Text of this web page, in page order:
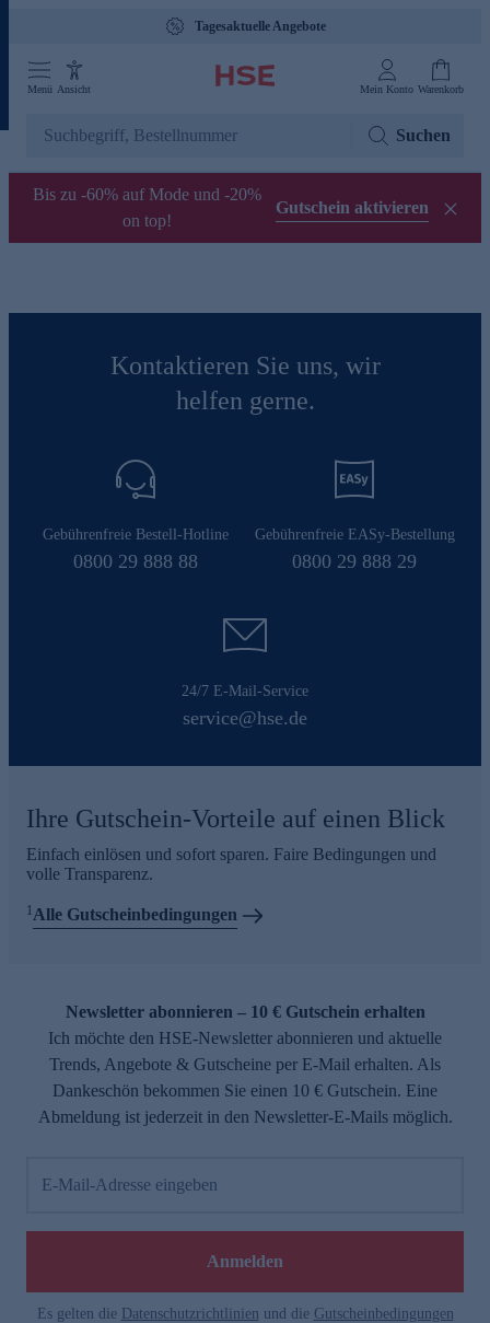
Tagesaktuelle Angebote
Menü Ansicht Mein Konto Warenkorb
Suchen
Bis zu -60% auf Mode und -20%
on top!
Gutschein aktivieren
Kontaktieren Sie uns, wir
helfen gerne.
Gebührenfreie Bestell-Hotline
0800 29 888 88
Gebührenfreie EASy-Bestellung
0800 29 888 29
24/7 E-Mail-Service
service@hse.de
Ihre Gutschein-Vorteile auf einen Blick
Einfach einlösen und sofort sparen. Faire Bedingungen und
volle Transparenz.
1Alle Gutscheinbedingungen
Newsletter abonnieren – 10 € Gutschein erhalten
Ich möchte den HSE-Newsletter abonnieren und aktuelle
Trends, Angebote & Gutscheine per E-Mail erhalten. Als
Dankeschön bekommen Sie einen 10 € Gutschein. Eine
Abmeldung ist jederzeit in den Newsletter-E-Mails möglich.
E-Mail-Adresse eingeben
Anmelden
Es gelten die Datenschutzrichtlinien und die Gutscheinbedingungen